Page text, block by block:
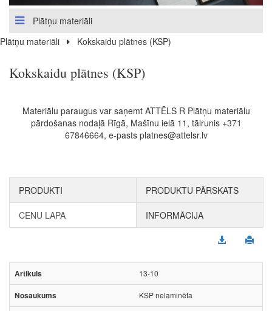
Plātņu materiāli
Plātņu materiāli
Kokskaidu plātnes (KSP)
Kokskaidu plātnes (KSP)
Materiālu paraugus var saņemt ATTĒLS R Plātņu materiālu
pārdošanas nodaļā Rīgā, Mašīnu ielā 11, tālrunis +371
67846664, e-pasts platnes@attelsr.lv
PRODUKTI PRODUKTU PĀRSKATS
CENU LAPA INFORMĀCIJA
13-10
KSP nelaminēta